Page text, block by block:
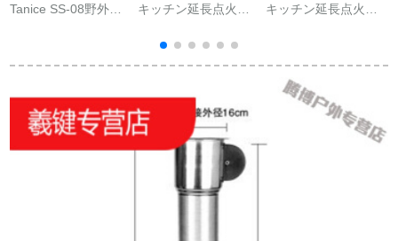
Tanice SS-08野外野
カルビ炭火焼折りた
リル
キッチン延長点火器
点火棒ガスストーブ
点トーチ家庭用天然
ート40センチ（ライ
ト付き）
キッチン延長点火器
点トーチ家庭用天然
ガスかまどブラック
70 cmライトなし（折